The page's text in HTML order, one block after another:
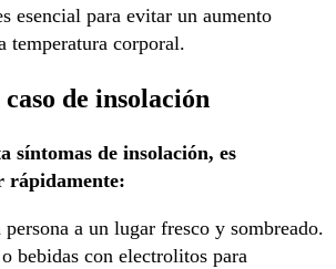
esencial para evitar un aumento
temperatura corporal.
de insolación
síntomas de insolación, es
rápidamente:
persona a un lugar fresco y sombreado.
bebidas con electrolitos para